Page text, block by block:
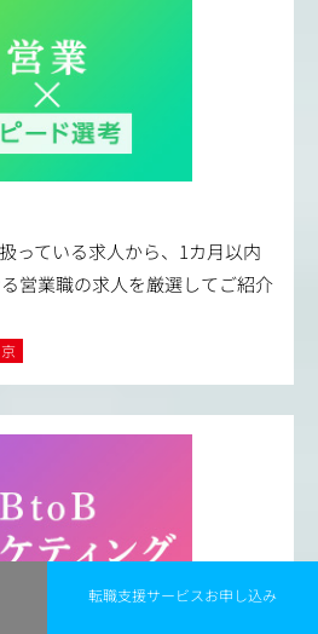
転職支援サービスお申し込み
っている求人から、1カ月以内
営業職の求人を厳選してご紹介